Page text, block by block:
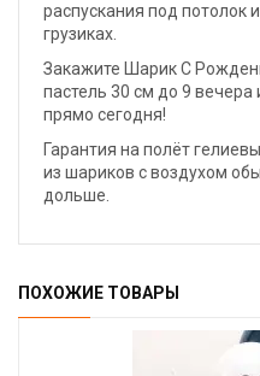
распускания под потолок
грузиках.
Закажите Шарик С
пастель 30 см до 9
прямо сегодня!
Гарантия на полёт
из шариков с воздухом
дольше.
ПОХОЖИЕ ТОВАРЫ